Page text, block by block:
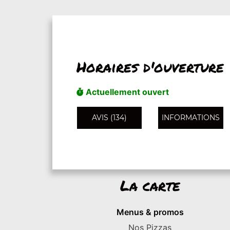
Horaires d'ouverture
Actuellement ouvert
AVIS (134) INFORMATIONS
La carte
Menus & promos
Nos Pizzas